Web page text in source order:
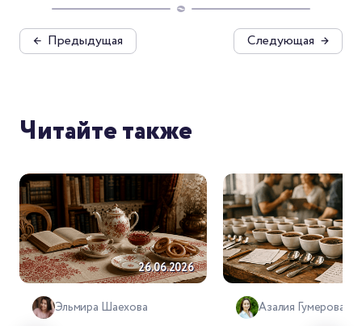
← Предыдущая Следующая →
Читайте также
26.06.2026
Эльмира Шаехова Азалия Гумерова